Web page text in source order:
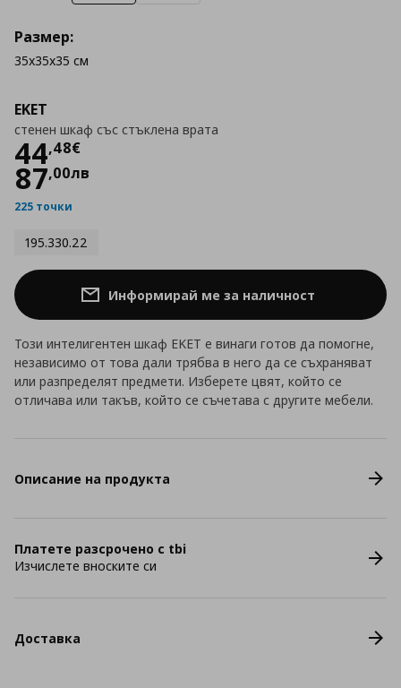
EKET
стенен шкаф със стъклена врата
44,48€
Цена
87,00лв
225 точки
195.330.22
Размер:
35x35x35 см
Информирай ме за наличност
Този интелигентен шкаф EKET е винаги готов да помогне,
независимо от това дали трябва в него да се съхраняват
или разпределят предмети. Изберете цвят, който се
отличава или такъв, който се съчетава с другите мебели.
Описание на продукта
Платете разсрочено с tbi
Изчислете вноските си
Доставка